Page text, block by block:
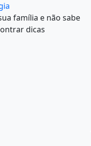
família e não sabe
dicas